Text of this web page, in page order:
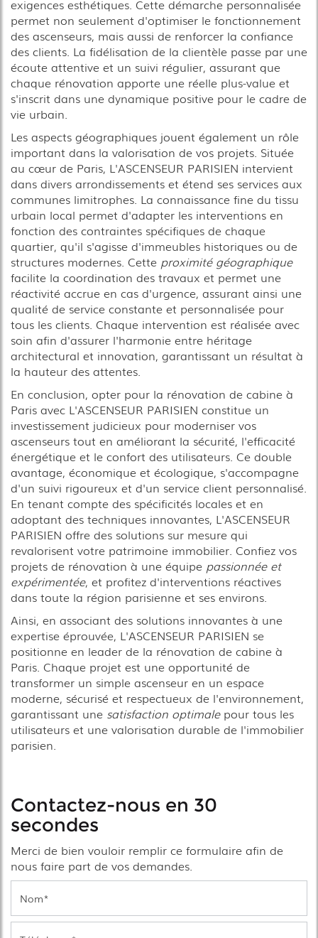
exigences esthétiques. Cette démarche personnalisée
permet non seulement d'optimiser le fonctionnement
des ascenseurs, mais aussi de renforcer la confiance
des clients. La fidélisation de la clientèle passe par une
écoute attentive et un suivi régulier, assurant que
chaque rénovation apporte une réelle plus-value et
s'inscrit dans une dynamique positive pour le cadre de
vie urbain.
Les aspects géographiques jouent également un rôle
important dans la valorisation de vos projets. Située
au cœur de Paris, L'ASCENSEUR PARISIEN intervient
dans divers arrondissements et étend ses services aux
communes limitrophes. La connaissance fine du tissu
urbain local permet d'adapter les interventions en
fonction des contraintes spécifiques de chaque
quartier, qu'il s'agisse d'immeubles historiques ou de
structures modernes. Cette proximité géographique
facilite la coordination des travaux et permet une
réactivité accrue en cas d'urgence, assurant ainsi une
qualité de service constante et personnalisée pour
tous les clients. Chaque intervention est réalisée avec
soin afin d'assurer l'harmonie entre héritage
architectural et innovation, garantissant un résultat à
la hauteur des attentes.
En conclusion, opter pour la rénovation de cabine à
Paris avec L'ASCENSEUR PARISIEN constitue un
investissement judicieux pour moderniser vos
ascenseurs tout en améliorant la sécurité, l'efficacité
énergétique et le confort des utilisateurs. Ce double
avantage, économique et écologique, s'accompagne
d'un suivi rigoureux et d'un service client personnalisé.
En tenant compte des spécificités locales et en
adoptant des techniques innovantes, L'ASCENSEUR
PARISIEN offre des solutions sur mesure qui
revalorisent votre patrimoine immobilier. Confiez vos
projets de rénovation à une équipe passionnée et
expérimentée, et profitez d'interventions réactives
dans toute la région parisienne et ses environs.
Ainsi, en associant des solutions innovantes à une
expertise éprouvée, L'ASCENSEUR PARISIEN se
positionne en leader de la rénovation de cabine à
Paris. Chaque projet est une opportunité de
transformer un simple ascenseur en un espace
moderne, sécurisé et respectueux de l'environnement,
garantissant une satisfaction optimalepour tous les
utilisateurs et une valorisation durable de l'immobilier
parisien.
Contactez-nous en 30
secondes
Merci de bien vouloir remplir ce formulaire afin de
nous faire part de vos demandes.